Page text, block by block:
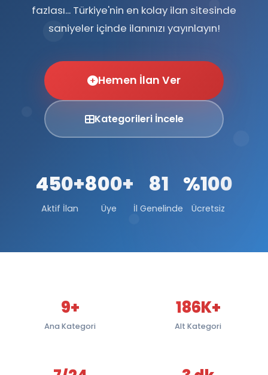
fazlası... Türkiye'nin en kolay ilan sitesinde
saniyeler içinde ilanınızı yayınlayın!
Hemen İlan Ver
Kategorileri İncele
450+
Aktif İlan
800+
Üye
81
İl Genelinde
%100
Ücretsiz
9+
Ana Kategori
186K+
Alt Kategori